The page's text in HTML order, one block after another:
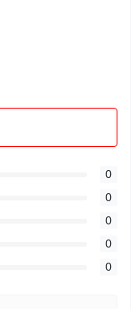
0
0
0
0
0